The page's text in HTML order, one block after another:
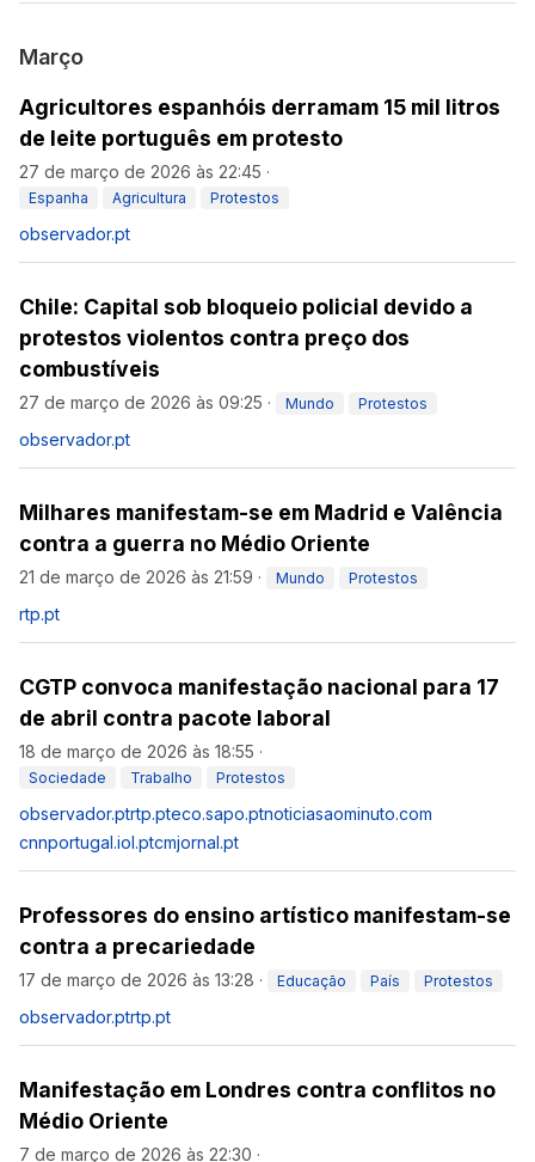
Março
Agricultores espanhóis derramam 15 mil litros
de leite português em protesto
27 de março de 2026 às 22:45 ·
Espanha Agricultura Protestos
observador.pt
Chile: Capital sob bloqueio policial devido a
protestos violentos contra preço dos
combustíveis
27 de março de 2026 às 09:25 · Mundo Protestos
observador.pt
Milhares manifestam-se em Madrid e Valência
contra a guerra no Médio Oriente
21 de março de 2026 às 21:59 · Mundo Protestos
rtp.pt
CGTP convoca manifestação nacional para 17
de abril contra pacote laboral
18 de março de 2026 às 18:55 ·
Sociedade Trabalho Protestos
observador.ptrtp.pteco.sapo.ptnoticiasaominuto.com
cnnportugal.iol.ptcmjornal.pt
Professores do ensino artístico manifestam-se
contra a precariedade
17 de março de 2026 às 13:28 · Educação País Protestos
observador.ptrtp.pt
Manifestação em Londres contra conflitos no
Médio Oriente
7 de março de 2026 às 22:30 ·